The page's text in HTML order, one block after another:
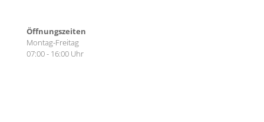
Öffnungszeiten
Montag-Freitag
07:00 - 16:00 Uhr